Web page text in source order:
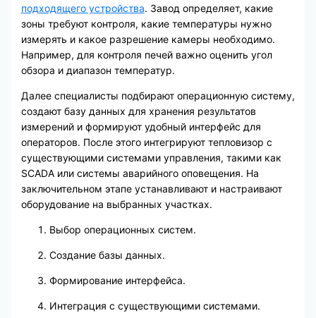
подходящего устройства. Завод определяет, какие
зоны требуют контроля, какие температуры нужно
измерять и какое разрешение камеры необходимо.
Например, для контроля печей важно оценить угол
обзора и диапазон температур.
Далее специалисты подбирают операционную систему,
создают базу данных для хранения результатов
измерений и формируют удобный интерфейс для
операторов. После этого интегрируют тепловизор с
существующими системами управления, такими как
SCADA или системы аварийного оповещения. На
заключительном этапе устанавливают и настраивают
оборудование на выбранных участках.
Выбор операционных систем.
Создание базы данных.
Формирование интерфейса.
Интеграция с существующими системами.